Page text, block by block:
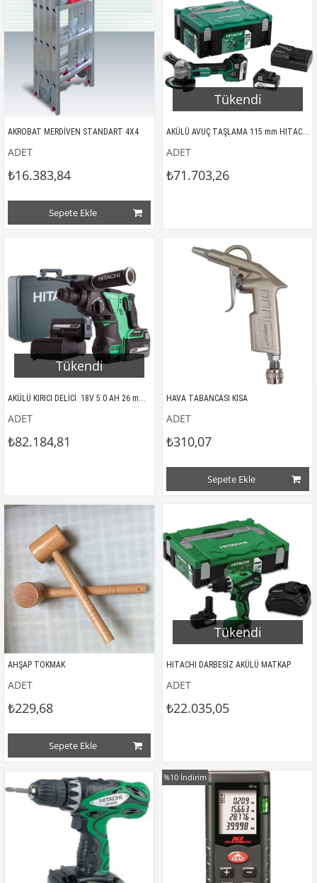
AKROBAT MERDİVEN STANDART 4X4
ADET
₺16.383,84
Sepete Ekle
Tükendi
AKÜLÜ AVUÇ TAŞLAMA 115 mm HITACHI
ADET
₺71.703,26
Tükendi
AKÜLÜ KIRICI DELİCİ  18V 5.0 AH 26 mm HITACHI
ADET
₺82.184,81
HAVA TABANCASI KISA
ADET
₺310,07
Sepete Ekle
AHŞAP TOKMAK
ADET
₺229,68
Sepete Ekle
Tükendi
HITACHI DARBESİZ AKÜLÜ MATKAP
ADET
₺22.035,05
%10 İndirim